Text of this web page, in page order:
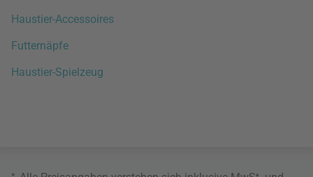
Haustier-Accessoires
Futternäpfe
Haustier-Spielzeug